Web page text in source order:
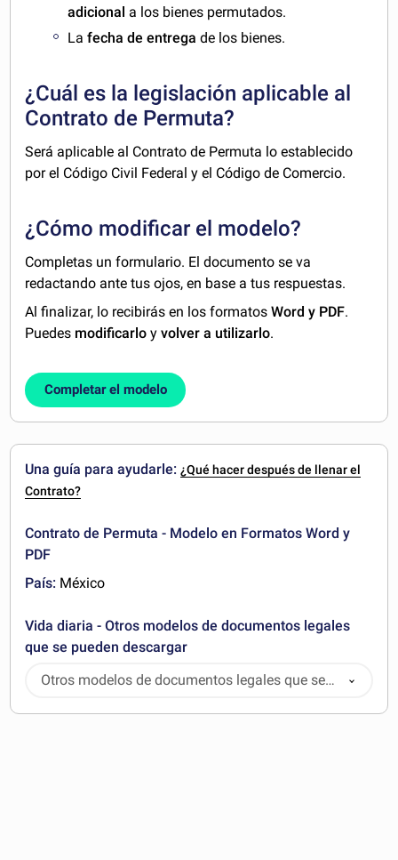
adicional a los bienes permutados.
Lafecha de entrega de los bienes.
¿Cuál es la legislación aplicable al
Contrato de Permuta?
Será aplicable al Contrato de Permuta lo establecido
por el Código Civil Federal y el Código de Comercio.
¿Cómo modificar el modelo?
Completas un formulario. El documento se va
redactando ante tus ojos, en base a tus respuestas.
Al finalizar, lo recibirás en los formatosWord y PDF.
Puedes modificarlo yvolver a utilizarlo.
Completar el modelo
Una guía para ayudarle:¿Qué hacer después de llenar el
Contrato?
Contrato de Permuta - Modelo en Formatos Word y
PDF
País: México
Vida diaria - Otros modelos de documentos legales
que se pueden descargar
Otros modelos de documentos legales que se
pueden descargar